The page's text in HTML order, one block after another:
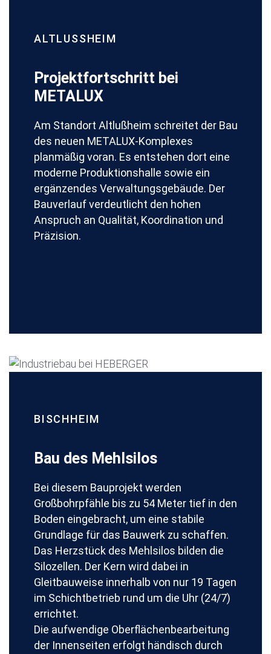
ALTLUSSHEIM
Projektfortschritt bei
METALUX
Am Standort Altlußheim schreitet der Bau
des neuen METALUX-Komplexes
planmäßig voran. Es entstehen dort eine
moderne Produktionshalle sowie ein
ergänzendes Verwaltungsgebäude. Der
Bauverlauf verdeutlicht den hohen
Anspruch an Qualität, Koordination und
Präzision.
BISCHHEIM
Bau des Mehlsilos
Bei diesem Bauprojekt werden
Großbohrpfähle bis zu 54 Meter tief in den
Boden eingebracht, um eine stabile
Grundlage für das Bauwerk zu schaffen.
Das Herzstück des Mehlsilos bilden die
Silozellen. Der Kern wird dabei in
Gleitbauweise innerhalb von nur 19 Tagen
im Schichtbetrieb rund um die Uhr (24/7)
errichtet.
Die aufwendige Oberflächenbearbeitung
der Innenseiten erfolgt händisch durch